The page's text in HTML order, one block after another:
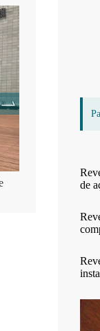
Piso de deck de
de